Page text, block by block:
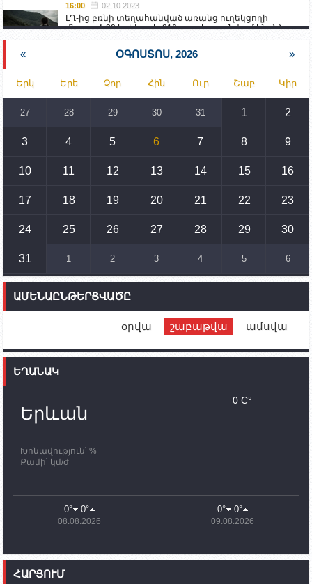
16:00 02.10.2023
ԼՂ-ից բռնի տեղահանված առանց ուղեկցողի
մնացած 20 երեխա և 216 տարեց գտնվում են ՀՀ
Իրանը կողմ է տարածաշրջանի համար շահավետ
տրանսպորտային հաղորդակցությունների
զարգացմանը, սակայն ոչ՝ միջազգային
սահմանների փոփոխությանը
15:10 02.10.2023
սպառնալիքները կասեցնելու համար. իսպանացի
պատգամավորը Գորիսում է
14:54 02.10.2023
տեղակայված հայկական դիրքերի անձնակազմի
համար սնունդ տեղափոխող մեքենայի
ունեն. կիպրոսցի խորհրդարանականը՝ Ալեն
Ֆրանսիայի ԱԳ նախարարը կայցելի Հայաստան
պատասխանատուներ կմնան ԼՂ-ում՝ մինչև
որոնողափրկարարական աշխատանքների
11:03
ՄԱԿ-ի առաքելությունը շատ, շատ, շատ օգտակար
Ադրբեջանի փոխվարչապետն այսօր կմեկնի
Ստեփանակերտ
10:07 02.10.2023
« ՕԳՈՍՏՈՍ, 2026 »
Երկ Երե Չոր Հին Ուր Շաբ Կիր
27 28 29 30 31 1 2
3 4 5 6 7 8 9
10 11 12 13 14 15 16
17 18 19 20 21 22 23
24 25 26 27 28 29 30
31 1 2 3 4 5 6
ԱՄԵՆԱԸՆԹԵՐՑՎԱԾԸ
օրվա շաբաթվա ամսվա
ԵՂԱՆԱԿ
Երևան
Խոնավություն՝ %
Քամի՝ կմ/ժ
0 C°
0° 0°
08.08.2026
0° 0°
09.08.2026
ՀԱՐՑՈՒՄ